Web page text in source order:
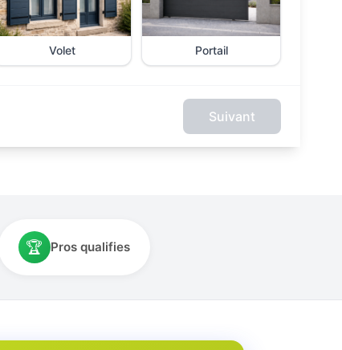
Volet Portail
Suivant
🏆 Pros qualifies